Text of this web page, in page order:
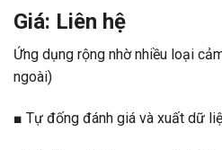
Giá: Liên hệ
Ứng dụng rộng nhờ nhiều loại
ngoài)
■ Tự đống đánh giá và xuất dữ